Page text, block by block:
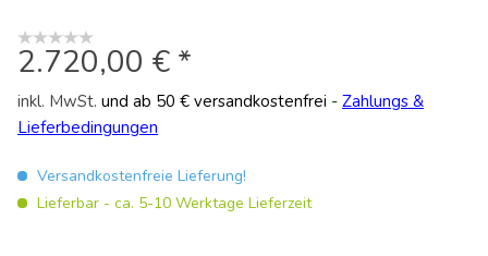
2.720,00 € *
inkl. MwSt. und ab 50 € versandkostenfrei - Zahlungs &
Lieferbedingungen
Versandkostenfreie Lieferung!
Lieferbar - ca. 5-10 Werktage Lieferzeit